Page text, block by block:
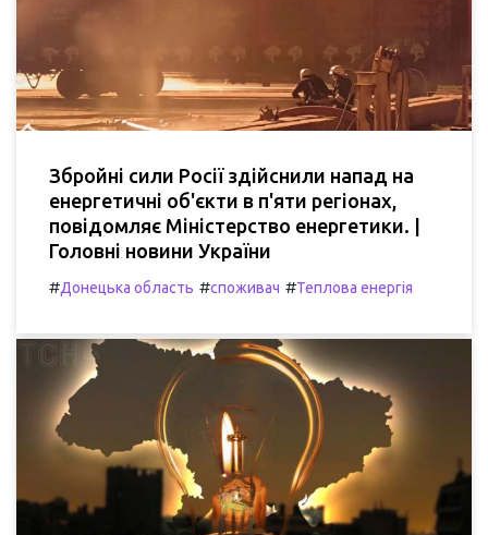
Збройні сили Росії здійснили напад на
енергетичні об'єкти в п'яти регіонах,
повідомляє Міністерство енергетики. |
Головні новини України
#Донецька область #споживач #Теплова енергія